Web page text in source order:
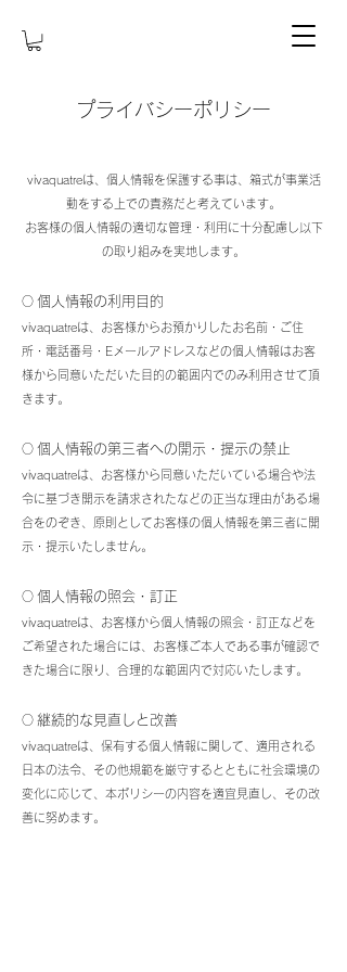
プライバシーポリシー
vivaquatreは、個人情報を保護する事は、箱式が事業活
動をする上での責務だと考えています。
お客様の個人情報の適切な管理・利用に十分配慮し以下
の取り組みを実地します。
​○ 個人情報の利用目的
vivaquatreは、お客様からお預かりしたお名前・ご住
所・電話番号・Eメールアドレスなどの個人情報はお客
様から同意いただいた目的の範囲内でのみ利用させて頂
きます。
○ 個人情報の第三者への開示・提示の禁止
vivaquatreは、お客様から同意いただいている場合や法
令に基づき開示を請求されたなどの正当な理由がある場
合をのぞき、原則としてお客様の個人情報を第三者に開
示・提示いたしません。
○ 個人情報の照会・訂正​
vivaquatreは、お客様から個人情報の照会・訂正などを
ご希望された場合には、お客様ご本人である事が確認で
きた場合に限り、合理的な範囲内で対応いたします。
○ 継続的な見直しと改善​
vivaquatreは、保有する個人情報に関して、適用される
日本の法令、その他規範を厳守するとともに社会環境の
変化に応じて、本ポリシーの内容を適宜見直し、その改
善に努めます。